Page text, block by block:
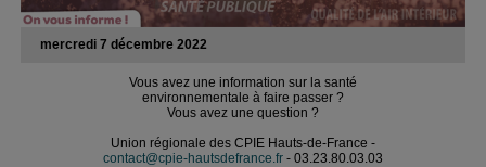
mercredi 7 décembre 2022
Vous avez une information sur la santé
environnementale à faire passer ?
Vous avez une question ?
Union régionale des CPIE Hauts-de-France -
contact@cpie-hautsdefrance.fr - 03.23.80.03.03